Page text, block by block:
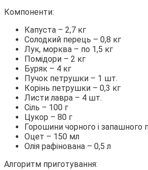
Компоненти:
Капуста – 2,7 кг
Солодкий перець – 0,8 кг
Лук, морква – по 1,5 кг
Помідори – 2 кг
Буряк – 4 кг
Пучок петрушки – 1 шт.
Корінь петрушки – 0,3 кг
Листи лавра – 4 шт.
Сіль – 100 г
Цукор – 80 г
Горошини чорного і
Оцет – 150 мл
Олія рафінована – 0,5 л
Алгоритм приготування: